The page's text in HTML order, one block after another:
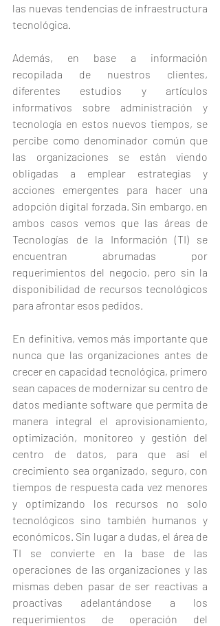
las nuevas tendencias de infraestructura
tecnológica.
Además, en base a información
recopilada de nuestros clientes,
diferentes estudios y artículos
informativos sobre administración y
tecnología en estos nuevos tiempos, se
percibe como denominador común que
las organizaciones se están viendo
obligadas a emplear estrategias y
acciones emergentes para hacer una
adopción digital forzada. Sin embargo, en
ambos casos vemos que las áreas de
Tecnologías de la Información (TI) se
encuentran abrumadas por
requerimientos del negocio, pero sin la
disponibilidad de recursos tecnológicos
para afrontar esos pedidos.
En definitiva, vemos más importante que
nunca que las organizaciones antes de
crecer en capacidad tecnológica, primero
sean capaces de modernizar su centro de
datos mediante software que permita de
manera integral el aprovisionamiento,
optimización, monitoreo y gestión del
centro de datos, para que así el
crecimiento sea organizado, seguro, con
tiempos de respuesta cada vez menores
y optimizando los recursos no solo
tecnológicos sino también humanos y
económicos. Sin lugar a dudas, el área de
TI se convierte en la base de las
operaciones de las organizaciones y las
mismas deben pasar de ser reactivas a
proactivas adelantándose a los
requerimientos de operación del